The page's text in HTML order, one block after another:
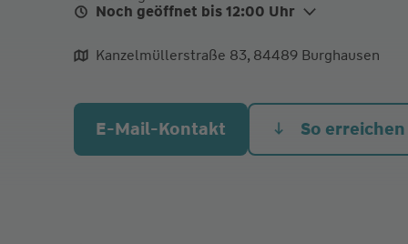
Noch geöffnet bis 12:00 Uhr
Mo.
08:30 - 12:00
Mi.
08:30 - 12:00
Do. Heute
08:30 - 12:00
14:00 -
Kanzelmüllerstraße 83, 84489 Burghausen
E-Mail-Kontakt So erreichen